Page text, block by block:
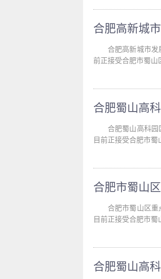
合肥高新城市
前正接受合肥市蜀山
合肥蜀山高科园
目前正接受合肥市蜀
合肥市蜀山区重
目前正接受合肥市蜀